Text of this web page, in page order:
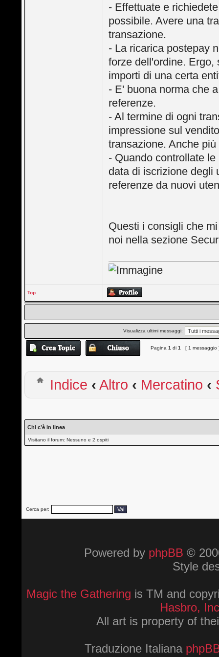
- Effettuate e
possibile. Avere una
transazione.
- La ricarica postepay
forze dell'ordine. Ergo,
importi di una certa
- E' buona norma che
referenze.
- Al termine di ogni
impressione sul
transazione. Anche
- Quando controllate
data di iscrizione degli
referenze da nuovi
Questi i consigli che
noi nella sezione
Top
Visualizza ultimi messaggi:
Pagina1 di1 [ 1 messaggio
Indice ‹ Altro ‹ Mercatino ‹
Chi c’è in linea
Visitano il forum: Nessuno e 2 ospiti
Cerca per:
Powered by phpBB ©
Style
Magic the Gathering is TM and
Hasbro,
All art is property of
Traduzione Italiana